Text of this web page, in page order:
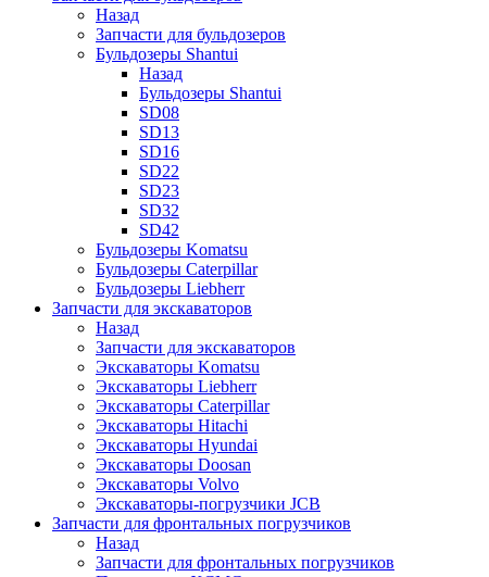
Назад
Запчасти для бульдозеров
Бульдозеры Shantui
Назад
Бульдозеры Shantui
SD08
SD13
SD16
SD22
SD23
SD32
SD42
Бульдозеры Komatsu
Бульдозеры Caterpillar
Бульдозеры Liebherr
Запчасти для экскаваторов
Назад
Запчасти для экскаваторов
Экскаваторы Komatsu
Экскаваторы Liebherr
Экскаваторы Caterpillar
Экскаваторы Hitachi
Экскаваторы Hyundai
Экскаваторы Doosan
Экскаваторы Volvo
Экскаваторы-погрузчики JCB
Запчасти для фронтальных погрузчиков
Назад
Запчасти для фронтальных погрузчиков